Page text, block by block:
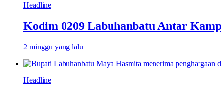
Headline
Kodim 0209 Labuhanbatu Antar
2 minggu yang lalu
Headline